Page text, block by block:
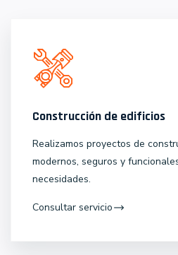
Construcción de edificios
Realizamos proyectos de
modernos, seguros y
necesidades.
Consultar servicio